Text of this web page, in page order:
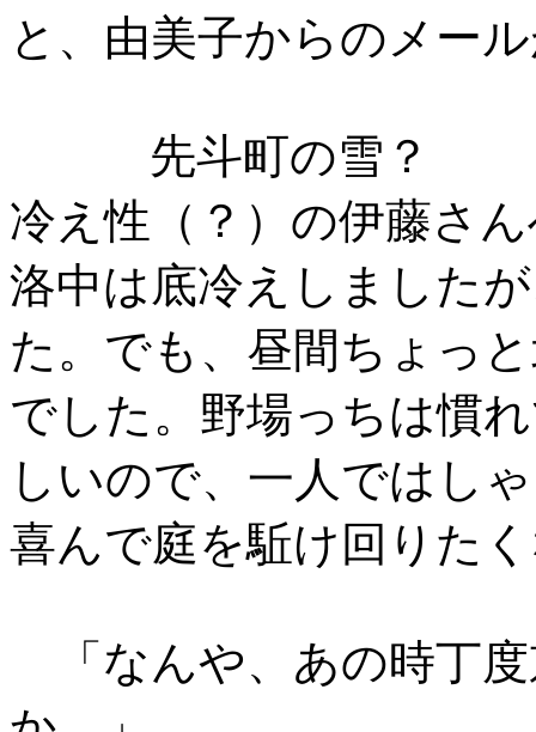
と、由美子からのメー
先斗町の雪？
冷え性（？）の伊藤さ
洛中は底冷えしました
た。でも、昼間ちょっ
でした。野場っちは慣
しいので、一人ではし
喜んで庭を駈け回りた
「なんや、あの時丁